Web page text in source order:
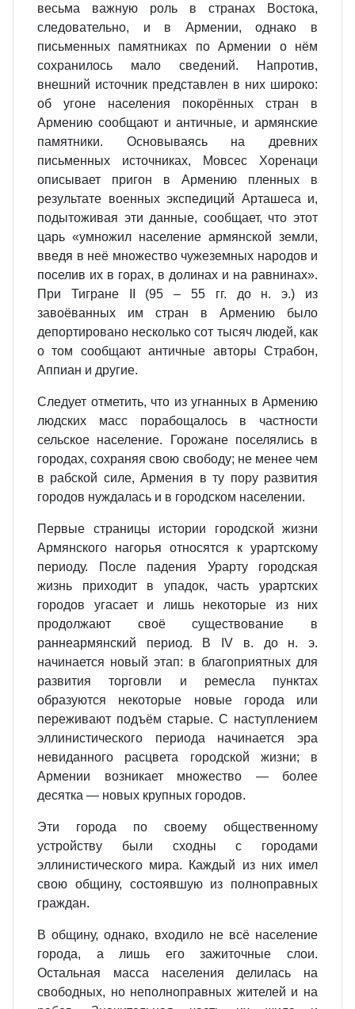
весьма важную роль в странах Востока,
следовательно, и в Армении, однако в
письменных памятниках по Армении о нём
сохранилось мало сведений. Напротив,
внешний источник представлен в них широко:
об угоне населения покорённых стран в
Армению сообщают и античные, и армянские
памятники. Основываясь на древних
письменных источниках, Мовсес Хоренаци
описывает пригон в Армению пленных в
результате военных экспедиций Арташеса и,
подытоживая эти данные, сообщает, что этот
царь «умножил население армянской земли,
введя в неё множество чужеземных народов и
поселив их в горах, в долинах и на равнинах».
При Тигране II (95 – 55 гг. до н. э.) из
завоёванных им стран в Армению было
депортировано несколько сот тысяч людей, как
о том сообщают античные авторы Страбон,
Аппиан и другие.
Следует отметить, что из угнанных в Армению
людских масс порабощалось в частности
сельское население. Горожане поселялись в
городах, сохраняя свою свободу; не менее чем
в рабской силе, Армения в ту пору развития
городов нуждалась и в городском населении.
Первые страницы истории городской жизни
Армянского нагорья относятся к урартскому
периоду. После падения Урарту городская
жизнь приходит в упадок, часть урартских
городов угасает и лишь некоторые из них
продолжают своё существование в
раннеармянский период. В IV в. до н. э.
начинается новый этап: в благоприятных для
развития торговли и ремесла пунктах
образуются некоторые новые города или
переживают подъём старые. С наступлением
эллинистического периода начинается эра
невиданного расцвета городской жизни; в
Армении возникает множество — более
десятка — новых крупных городов.
Эти города по своему общественному
устройству были сходны с городами
эллинистического мира. Каждый из них имел
свою общину, состоявшую из полноправных
граждан.
В общину, однако, входило не всё население
города, а лишь его зажиточные слои.
Остальная масса населения делилась на
свободных, но неполноправных жителей и на